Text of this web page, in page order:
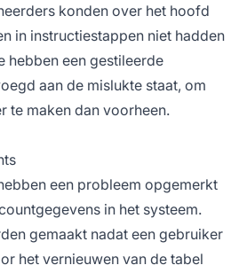
konden over het hoofd
in instructiestappen niet hadden
hebben een gestileerde
aan de mislukte staat, om
te maken dan voorheen.
een probleem opgemerkt
in het systeem.
gemaakt nadat een gebruiker
het vernieuwen van de tabel